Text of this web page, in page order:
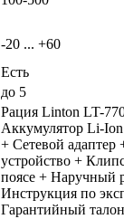
-20 ... +60
Есть
до 5
Рация Linton LT-
Аккумулятор Li-
+ Сетевой адаптер
устройство +
поясе + Наручный
Инструкция по
Гарантийный талон